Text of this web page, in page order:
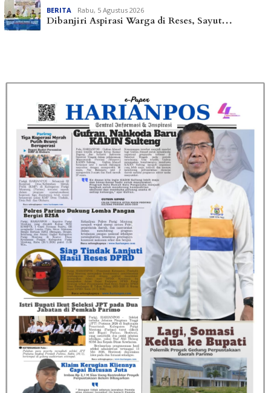
BERITA Rabu, 5 Agustus 2026
Dibanjiri Aspirasi Warga di Reses, Sayut…